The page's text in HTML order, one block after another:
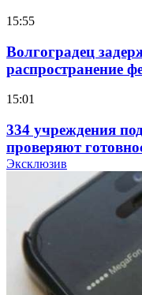
15:55
Волгоградец
распространение
15:01
334 учреждения
проверяют
учебному году
Покушение на
напала на
12:39
Эксклюзив